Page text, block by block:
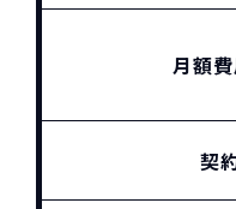
月額
契